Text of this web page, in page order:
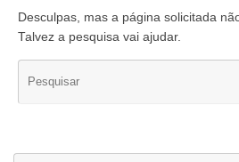
Desculpas, mas a página solicitada
Talvez a pesquisa vai ajudar.